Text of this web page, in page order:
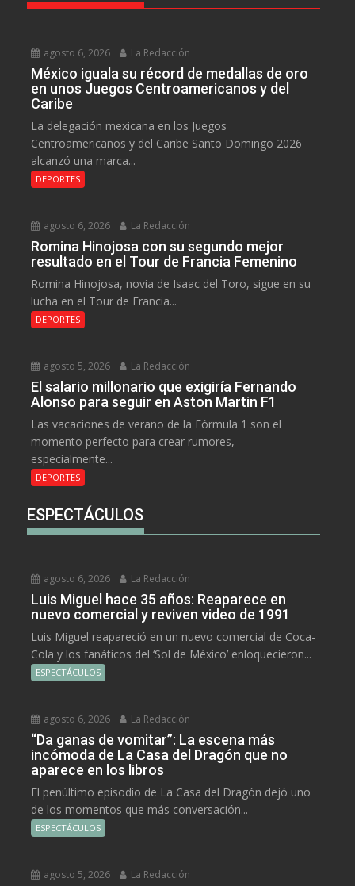
agosto 6, 2026 La Redacción
México iguala su récord de medallas de oro
en unos Juegos Centroamericanos y del
Caribe
La delegación mexicana en los Juegos
Centroamericanos y del Caribe Santo Domingo 2026
alcanzó una marca...
DEPORTES
agosto 6, 2026 La Redacción
Romina Hinojosa con su segundo mejor
resultado en el Tour de Francia Femenino
Romina Hinojosa, novia de Isaac del Toro, sigue en su
lucha en el Tour de Francia...
DEPORTES
agosto 5, 2026 La Redacción
El salario millonario que exigiría Fernando
Alonso para seguir en Aston Martin F1
Las vacaciones de verano de la Fórmula 1 son el
momento perfecto para crear rumores,
especialmente...
DEPORTES
ESPECTÁCULOS
agosto 6, 2026 La Redacción
Luis Miguel hace 35 años: Reaparece en
nuevo comercial y reviven video de 1991
Luis Miguel reapareció en un nuevo comercial de Coca-
Cola y los fanáticos del ‘Sol de México’ enloquecieron...
ESPECTÁCULOS
agosto 6, 2026 La Redacción
“Da ganas de vomitar”: La escena más
incómoda de La Casa del Dragón que no
aparece en los libros
El penúltimo episodio de La Casa del Dragón dejó uno
de los momentos que más conversación...
ESPECTÁCULOS
agosto 5, 2026 La Redacción